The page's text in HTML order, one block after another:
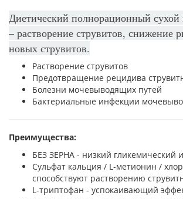
Диетический полнорационный
– растворение струвитов, снижение
новых струвитов.
Растворение струвитов
Предотвращение рецидива
Болезни мочевыводящих путей
Бактериальные инфекции
Преимущества:
БЕЗ ЗЕРНА - низкий гликемический
Сульфат кальция / L-метионин /
способствуют растворению
L-триптофан - успокаивающий